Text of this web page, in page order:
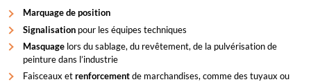
Marquage de position
Signalisation pour les équipes techniques
Masquage lors du sablage, du revêtement, de la pulvérisation de
peinture dans l’industrie
Faisceaux etrenforcementde marchandises, comme des tuyaux ou